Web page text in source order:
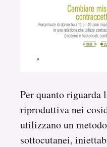
Per quanto riguarda
riproduttiva nei
utilizzano un
sottocutanei,